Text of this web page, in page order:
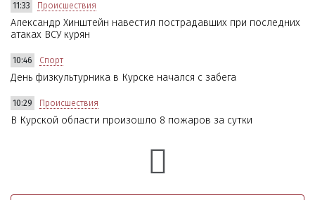
11:33 Происшествия
Александр Хинштейн навестил пострадавших при последних
атаках ВСУ курян
10:46 Спорт
День физкультурника в Курске начался с забега
10:29 Происшествия
В Курской области произошло 8 пожаров за сутки